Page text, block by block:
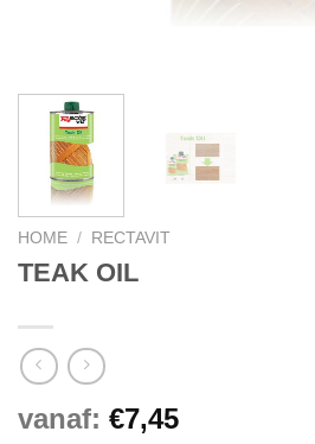
HOME / RECTAVIT
TEAK OIL
vanaf: €7,45